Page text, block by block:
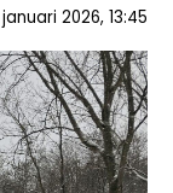
2026, 13:45